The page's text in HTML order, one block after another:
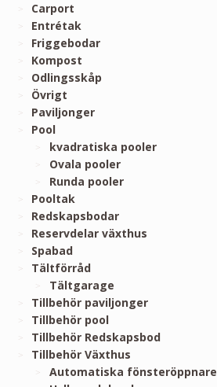
Carport
Entrétak
Friggebodar
Kompost
Odlingsskåp
Övrigt
Paviljonger
Pool
kvadratiska pooler
Ovala pooler
Runda pooler
Pooltak
Redskapsbodar
Reservdelar växthus
Spabad
Tältförråd
Tältgarage
Tillbehör paviljonger
Tillbehör pool
Tillbehör Redskapsbod
Tillbehör Växthus
Automatiska fönsteröppnare